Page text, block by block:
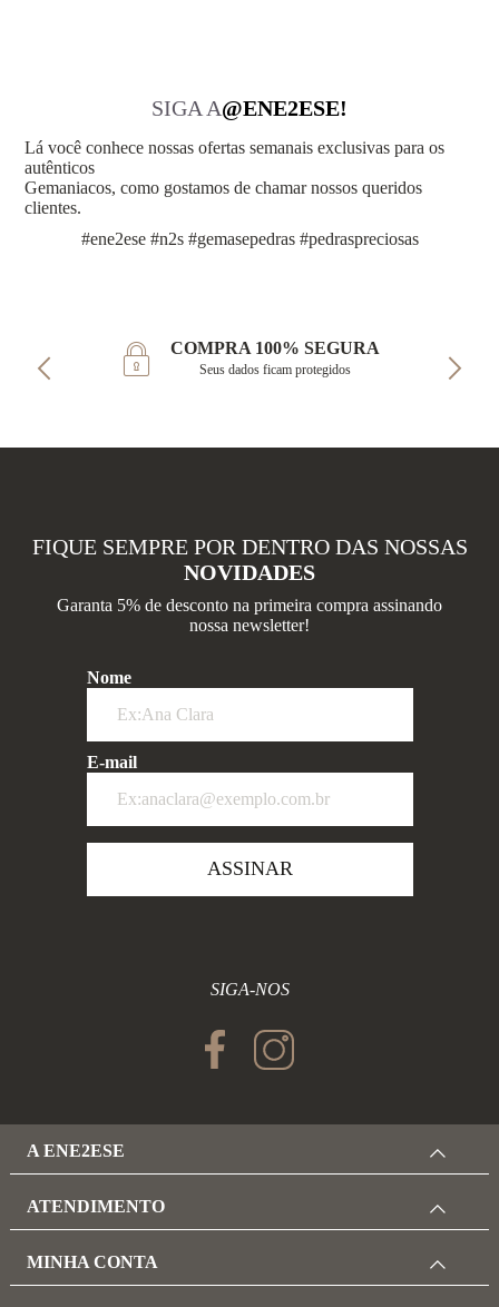
SIGA A@ENE2ESE!
Lá você conhece nossas ofertas semanais exclusivas para os
autênticos
Gemaniacos, como gostamos de chamar nossos queridos
clientes.
#ene2ese #n2s #gemasepedras #pedraspreciosas
COMPRA 100% SEGURA
Seus dados ficam protegidos
FIQUE SEMPRE POR DENTRO DAS NOSSAS
NOVIDADES
Garanta 5% de desconto na primeira compra assinando
nossa newsletter!
Nome
E-mail
ASSINAR
SIGA-NOS
A ENE2ESE
ATENDIMENTO
MINHA CONTA